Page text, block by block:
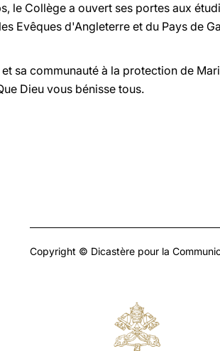
le Collège a ouvert ses portes aux
Evêques d'Angleterre et du Pays de
sa communauté à la protection de
Dieu vous bénisse tous.
Copyright © Dicastère pour la